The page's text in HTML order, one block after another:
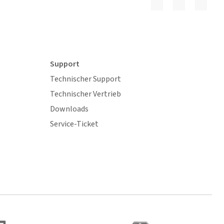
Support
Technischer Support
Technischer Vertrieb
Downloads
Service-Ticket